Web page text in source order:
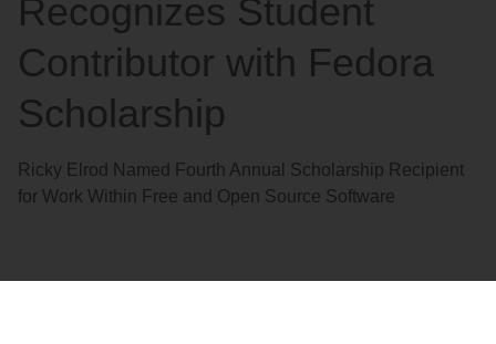
Recognizes Student
Contributor with Fedora
Scholarship
Ricky Elrod Named Fourth Annual Scholarship Recipient
for Work Within Free and Open Source Software